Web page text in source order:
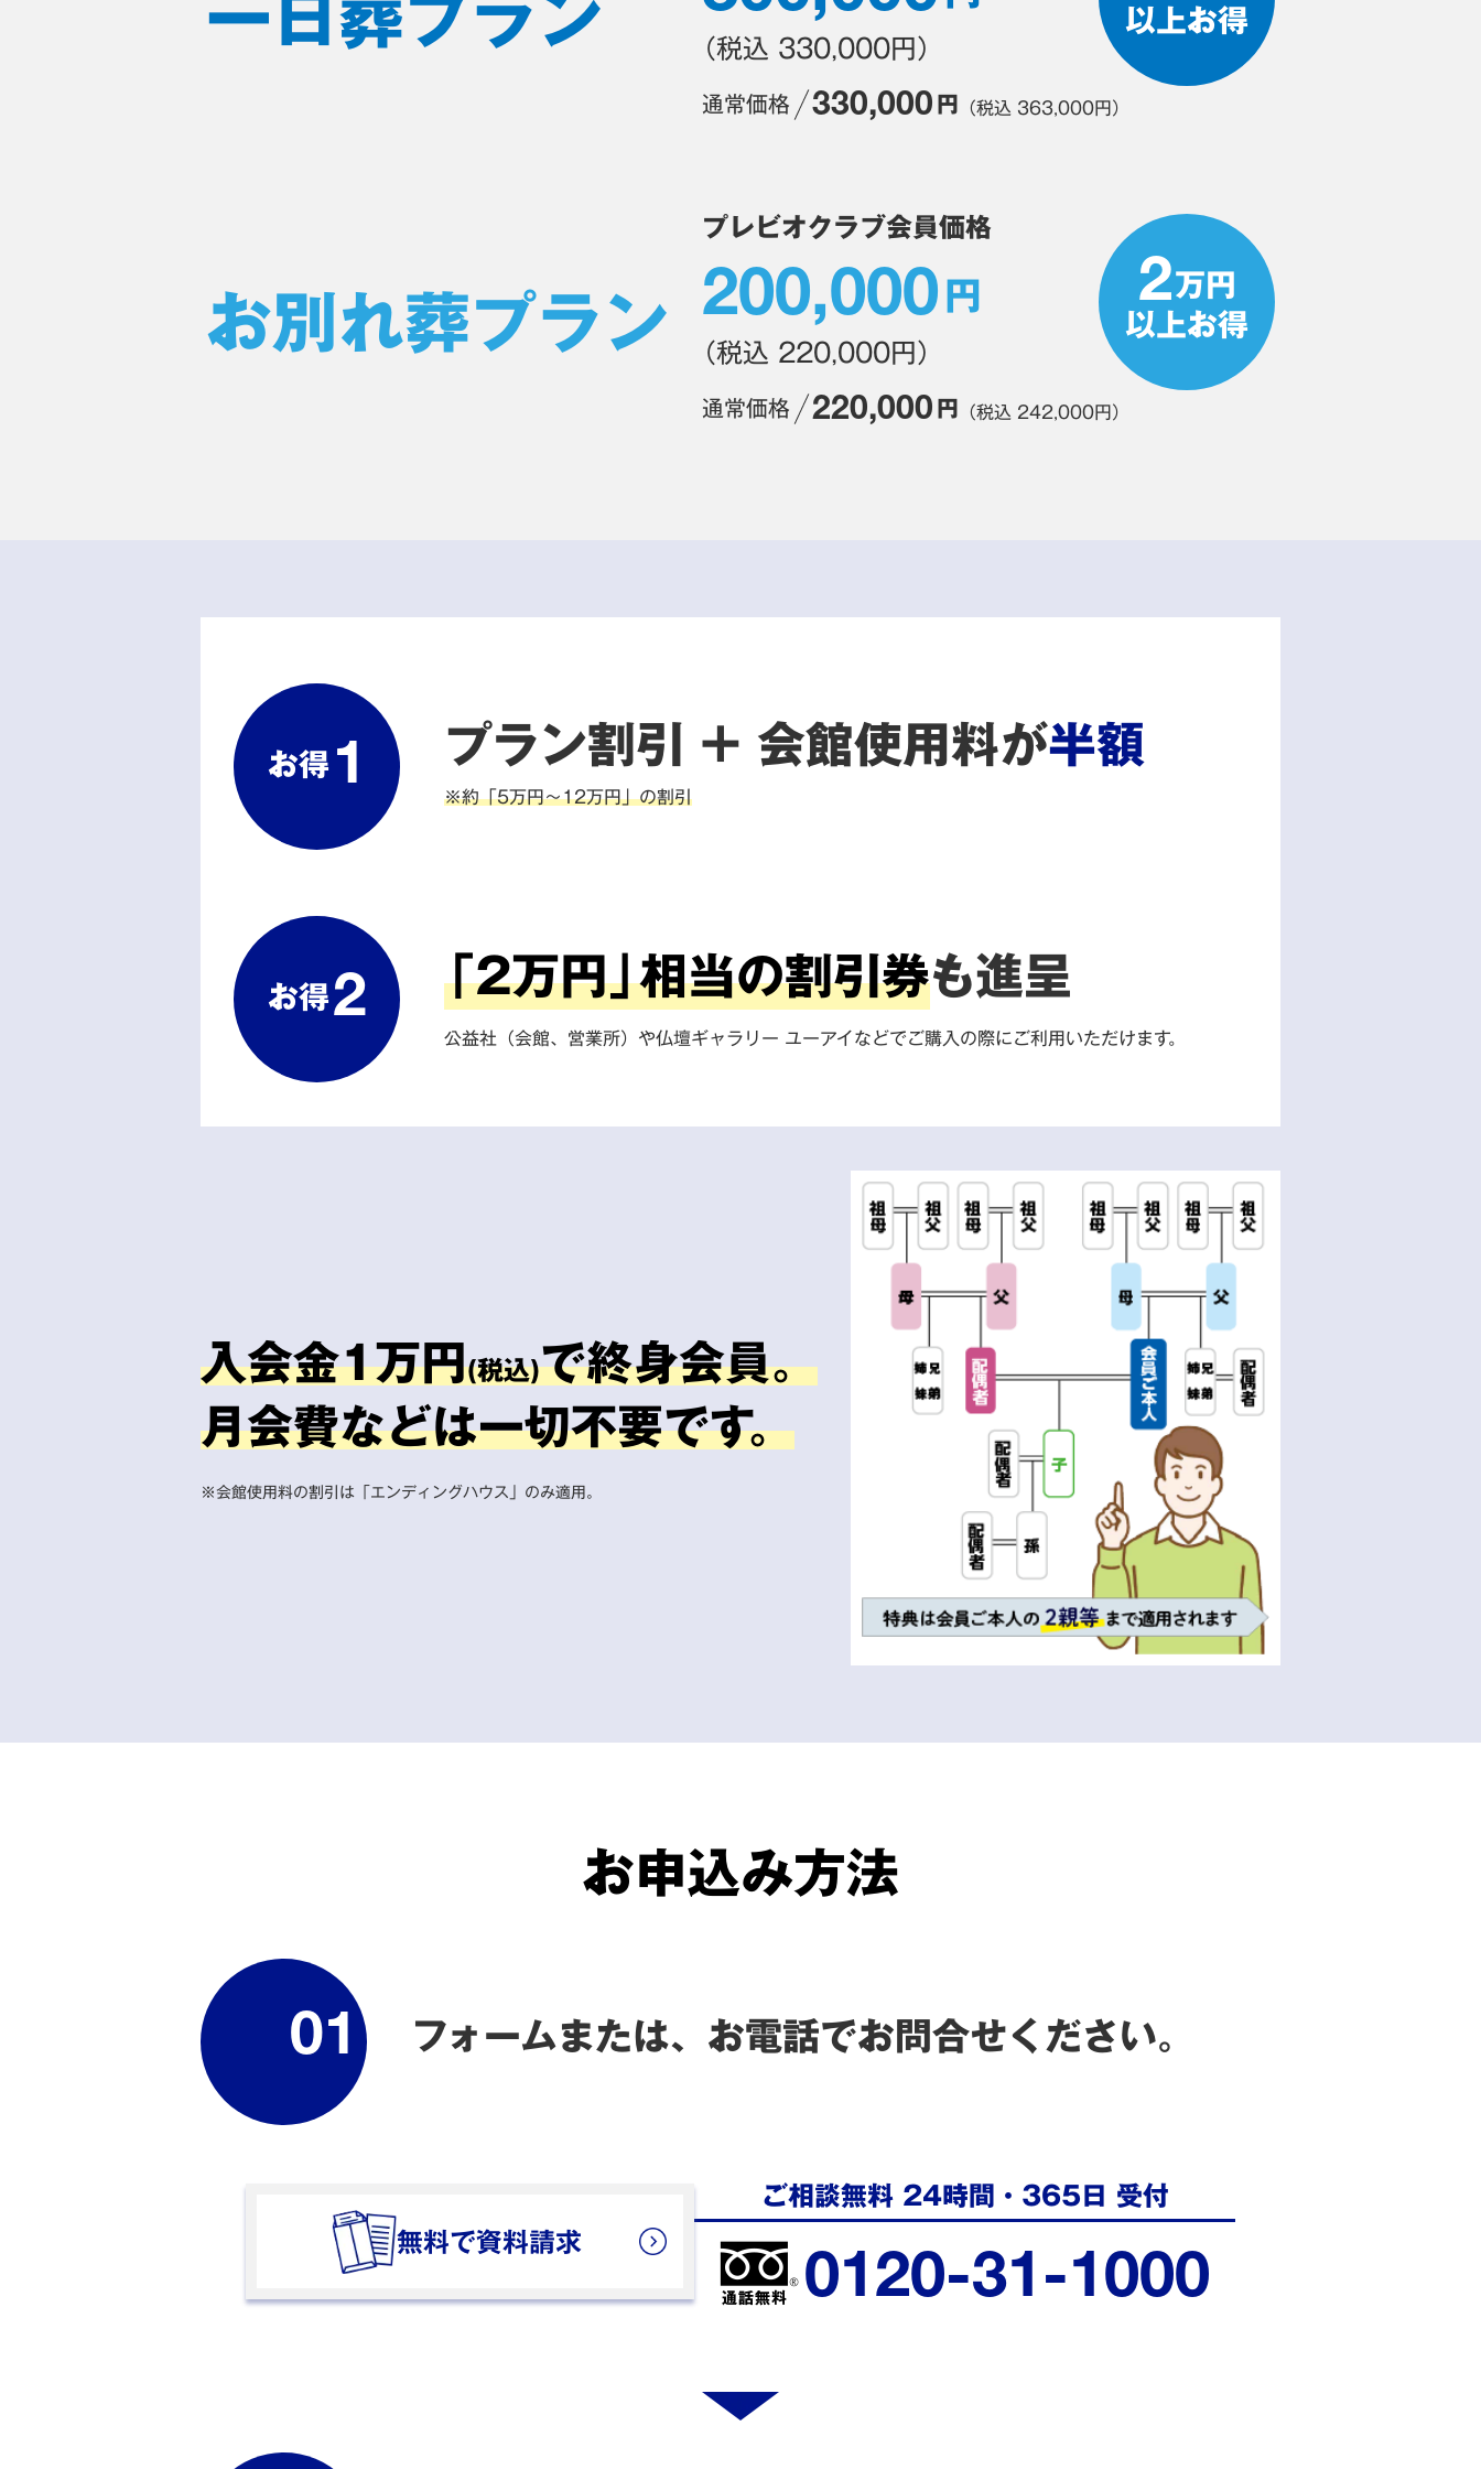
一日葬プラン （税込 330,000円）
通常価格 330,000 円 （税込 363,000円）
以上お得
お別れ葬プラン
プレビオクラブ会員価格
200,000 円
（税込 220,000円）
通常価格 220,000 円 （税込 242,000円）
2万円
以上お得
お得 1 プラン割引 + 会館使用料が半額
※約「5万円～12万円」の割引
お得2 「2万円」相当の割引券も進呈
公益社（会館、営業所）や仏壇ギャラリー ユーアイなどでご購入の際にご利用いただけます。
入会金1万円(税込)で終身会員。
月会費などは一切不要です。
※会館使用料の割引は「エンディングハウス」のみ適用。
お申込み方法
01 フォームまたは、お電話でお問合せください。
ご相談無料 24時間・365日 受付
0120-31-1000
無料で資料請求